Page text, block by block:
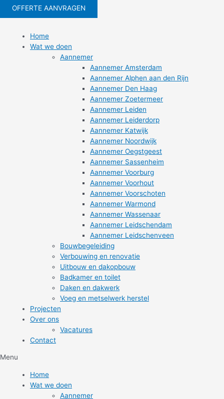
OFFERTE AANVRAGEN
Home
Wat we doen
Aannemer
Aannemer Amsterdam
Aannemer Alphen aan den Rijn
Aannemer Den Haag
Aannemer Zoetermeer
Aannemer Leiden
Aannemer Leiderdorp
Aannemer Katwijk
Aannemer Noordwijk
Aannemer Oegstgeest
Aannemer Sassenheim
Aannemer Voorburg
Aannemer Voorhout
Aannemer Voorschoten
Aannemer Warmond
Aannemer Wassenaar
Aannemer Leidschendam
Aannemer Leidschenveen
Bouwbegeleiding
Verbouwing en renovatie
Uitbouw en dakopbouw
Badkamer en toilet
Daken en dakwerk
Voeg en metselwerk herstel
Projecten
Over ons
Vacatures
Contact
Menu
Home
Wat we doen
Aannemer